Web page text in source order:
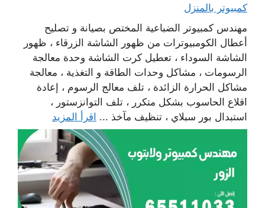
كمبيوتر بالمنزل
مهندس كمبيوتر الضباعية المختص بصيانة و تصليح
أعطال الكومبيوترات من ظهور الشاشة الزرقاء ، ظهور
الشاشة السوداء ، تعطيل كرت الشاشة وحدة معالجة
الرسومات ، مشاكل وحدات الطاقة و التغذية ، معالجة
مشاكل الحرارة الزائدة ، تلف معالج الرسوم ، إعادة
اقلاع الحاسوب بشكل متكرر ، تلف التوانزستور ،
استبدال بور سبلاي ، تنظيف مآخذ ... اقرأ المزيد